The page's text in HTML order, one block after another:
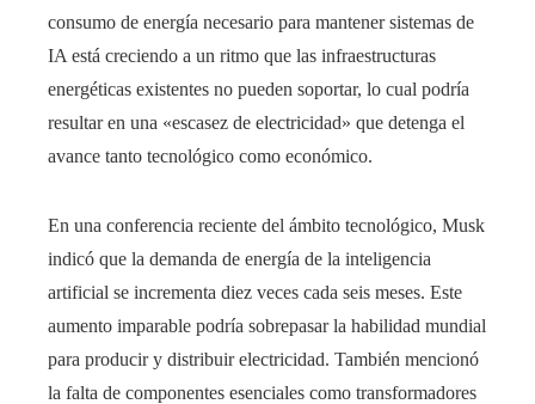
consumo de energía necesario para mantener sistemas de
IA está creciendo a un ritmo que las infraestructuras
energéticas existentes no pueden soportar, lo cual podría
resultar en una «escasez de electricidad» que detenga el
avance tanto tecnológico como económico.​
En una conferencia reciente del ámbito tecnológico, Musk
indicó que la demanda de energía de la inteligencia
artificial se incrementa diez veces cada seis meses. Este
aumento imparable podría sobrepasar la habilidad mundial
para producir y distribuir electricidad. También mencionó
la falta de componentes esenciales como transformadores